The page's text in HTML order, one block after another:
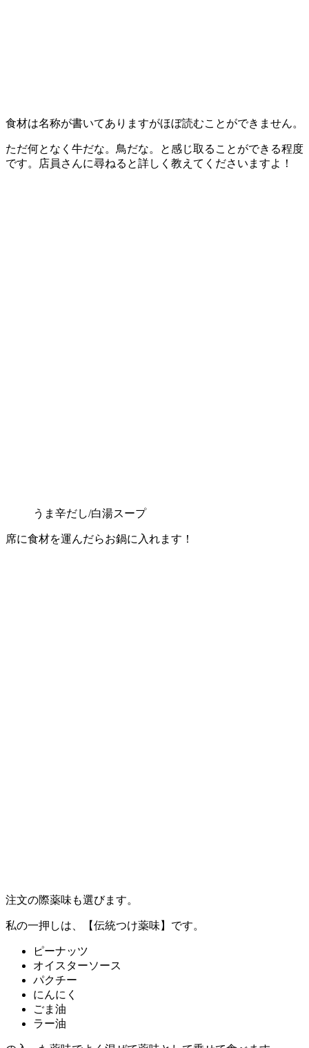
食材は名称が書いてありますがほぼ読むことができません。
ただ何となく牛だな。鳥だな。と感じ取ることができる程度
です。店員さんに尋ねると詳しく教えてくださいますよ！
うま辛だし/白湯スープ
席に食材を運んだらお鍋に入れます！
注文の際薬味も選びます。
私の一押しは、【伝統つけ薬味】です。
ピーナッツ
オイスターソース
パクチー
にんにく
ごま油
ラー油